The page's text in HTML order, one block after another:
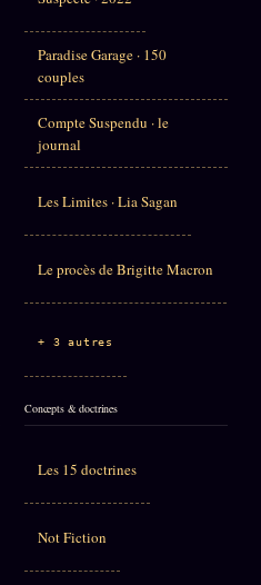
Paradise Garage · 150
couples
Compte Suspendu · le
journal
Les Limites · Lia Sagan
Le procès de Brigitte Macron
+ 3 autres
Concepts & doctrines
Les 15 doctrines
Not Fiction